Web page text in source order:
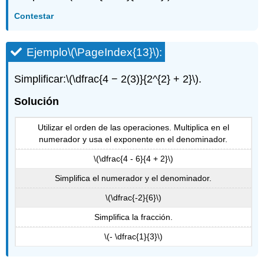
Contestar
Ejemplo\(\PageIndex{13}\):
Simplificar:\(\dfrac{4 − 2(3)}{2^{2} + 2}\).
Solución
Utilizar el orden de las operaciones. Multiplica en el
numerador y usa el exponente en el denominador.
\(\dfrac{4 - 6}{4 + 2}\)
Simplifica el numerador y el denominador.
\(\dfrac{-2}{6}\)
Simplifica la fracción.
\(- \dfrac{1}{3}\)